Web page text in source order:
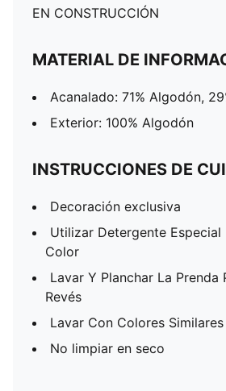
EN CONSTRUCCIÓN
MATERIAL DE
Acanalado: 71% Algodón,
Exterior: 100% Algodón
INSTRUCCIONES DE
Decoración exclusiva
Utilizar Detergente Especial
Color
Lavar Y Planchar La Prenda
Revés
Lavar Con Colores Similares
No limpiar en seco